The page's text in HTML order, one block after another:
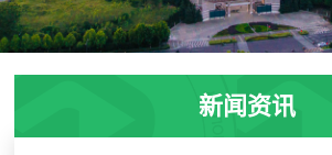
新闻资讯